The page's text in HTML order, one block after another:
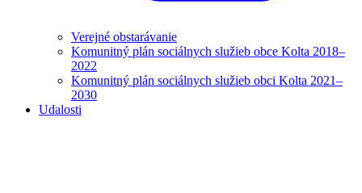
Verejné obstarávanie
Komunitný plán sociálnych služieb obce Kolta 2018–
2022
Komunitný plán sociálnych služieb obci Kolta 2021–
2030
Udalosti